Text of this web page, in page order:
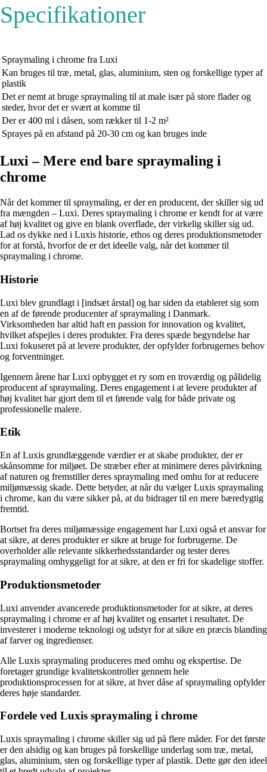
Specifikationer
Spraymaling i chrome fra Luxi
Kan bruges til træ, metal, glas, aluminium, sten og forskellige typer af
plastik
Det er nemt at bruge spraymaling til at male især på store flader og
steder, hvor det er svært at komme til
Der er 400 ml i dåsen, som rækker til 1-2 m²
Sprayes på en afstand på 20-30 cm og kan bruges inde
Luxi – Mere end bare spraymaling i
chrome
Når det kommer til spraymaling, er der en producent, der skiller sig ud
fra mængden – Luxi. Deres spraymaling i chrome er kendt for at være
af høj kvalitet og give en blank overflade, der virkelig skiller sig ud.
Lad os dykke ned i Luxis historie, ethos og deres produktionsmetoder
for at forstå, hvorfor de er det ideelle valg, når det kommer til
spraymaling i chrome.
Historie
Luxi blev grundlagt i [indsæt årstal] og har siden da etableret sig som
en af de førende producenter af spraymaling i Danmark.
Virksomheden har altid haft en passion for innovation og kvalitet,
hvilket afspejles i deres produkter. Fra deres spæde begyndelse har
Luxi fokuseret på at levere produkter, der opfylder forbrugernes behov
og forventninger.
Igennem årene har Luxi opbygget et ry som en troværdig og pålidelig
producent af spraymaling. Deres engagement i at levere produkter af
høj kvalitet har gjort dem til et førende valg for både private og
professionelle malere.
Etik
En af Luxis grundlæggende værdier er at skabe produkter, der er
skånsomme for miljøet. De stræber efter at minimere deres påvirkning
af naturen og fremstiller deres spraymaling med omhu for at reducere
miljømæssig skade. Dette betyder, at når du vælger Luxis spraymaling
i chrome, kan du være sikker på, at du bidrager til en mere bæredygtig
fremtid.
Bortset fra deres miljømæssige engagement har Luxi også et ansvar for
at sikre, at deres produkter er sikre at bruge for forbrugerne. De
overholder alle relevante sikkerhedsstandarder og tester deres
spraymaling omhyggeligt for at sikre, at den er fri for skadelige stoffer.
Produktionsmetoder
Luxi anvender avancerede produktionsmetoder for at sikre, at deres
spraymaling i chrome er af høj kvalitet og ensartet i resultatet. De
investerer i moderne teknologi og udstyr for at sikre en præcis blanding
af farver og ingredienser.
Alle Luxis spraymaling produceres med omhu og ekspertise. De
foretager grundige kvalitetskontroller gennem hele
produktionsprocessen for at sikre, at hver dåse af spraymaling opfylder
deres høje standarder.
Fordele ved Luxis spraymaling i chrome
Luxis spraymaling i chrome skiller sig ud på flere måder. For det første
er den alsidig og kan bruges på forskellige underlag som træ, metal,
glas, aluminium, sten og forskellige typer af plastik. Dette gør den ideel